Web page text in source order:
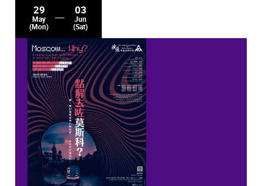
29
May
(Mon)
03
Jun
(Sat)